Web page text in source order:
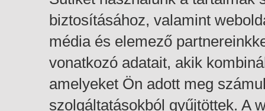
biztosításához, valamint
média és elemező
vonatkozó adatait, akik
amelyeket Ön adott meg
szolgáltatásokból gyűjtöttek. A